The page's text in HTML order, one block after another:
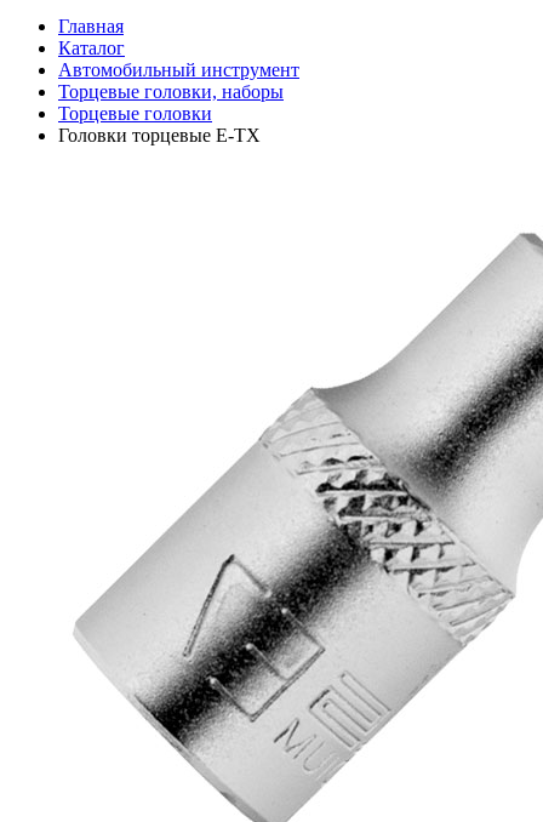
Главная
Каталог
Автомобильный инструмент
Торцевые головки, наборы
Торцевые головки
Головки торцевые E-TX